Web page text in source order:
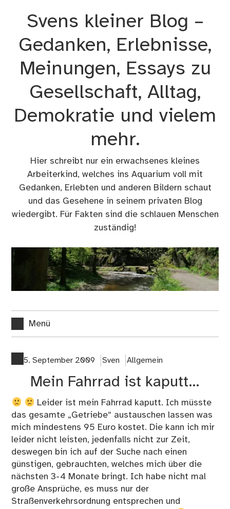
Svens kleiner Blog –
Gedanken, Erlebnisse,
Meinungen, Essays zu
Gesellschaft, Alltag,
Demokratie und vielem
mehr.
Hier schreibt nur ein erwachsenes kleines
Arbeiterkind, welches ins Aquarium voll mit
Gedanken, Erlebten und anderen Bildern schaut
und das Gesehene in seinem privaten Blog
wiedergibt. Für Fakten sind die schlauen Menschen
zuständig!
Menü
5. September 2009 Sven Allgemein
Mein Fahrrad ist kaputt…
Leider ist mein Fahrrad kaputt. Ich müsste
das gesamte „Getriebe“ austauschen lassen was
mich mindestens 95 Euro kostet. Die kann ich mir
leider nicht leisten, jedenfalls nicht zur Zeit,
deswegen bin ich auf der Suche nach einen
günstigen, gebrauchten, welches mich über die
nächsten 3-4 Monate bringt. Ich habe nicht mal
große Ansprüche, es muss nur der
Straßenverkehrsordnung entsprechen und